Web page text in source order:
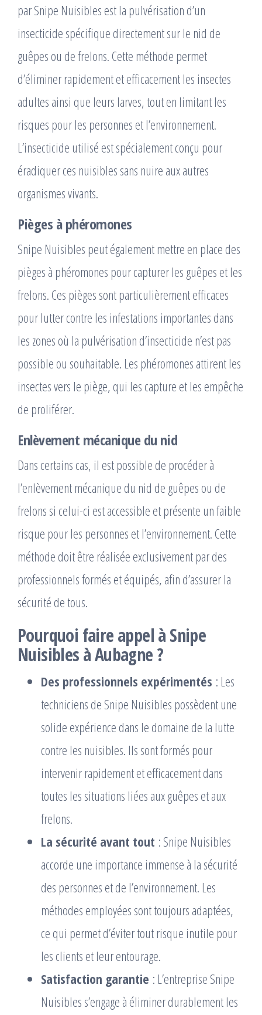
par Snipe Nuisibles est la pulvérisation d’un
insecticide spécifique directement sur le nid de
guêpes ou de frelons. Cette méthode permet
d’éliminer rapidement et efficacement les insectes
adultes ainsi que leurs larves, tout en limitant les
risques pour les personnes et l’environnement.
L’insecticide utilisé est spécialement conçu pour
éradiquer ces nuisibles sans nuire aux autres
organismes vivants.
Pièges à phéromones
Snipe Nuisibles peut également mettre en place des
pièges à phéromones pour capturer les guêpes et les
frelons. Ces pièges sont particulièrement efficaces
pour lutter contre les infestations importantes dans
les zones où la pulvérisation d’insecticide n’est pas
possible ou souhaitable. Les phéromones attirent les
insectes vers le piège, qui les capture et les empêche
de proliférer.
Enlèvement mécanique du nid
Dans certains cas, il est possible de procéder à
l’enlèvement mécanique du nid de guêpes ou de
frelons si celui-ci est accessible et présente un faible
risque pour les personnes et l’environnement. Cette
méthode doit être réalisée exclusivement par des
professionnels formés et équipés, afin d’assurer la
sécurité de tous.
Pourquoi faire appel à Snipe
Nuisibles à Aubagne ?
Des professionnels expérimentés : Les
techniciens de Snipe Nuisibles possèdent une
solide expérience dans le domaine de la lutte
contre les nuisibles. Ils sont formés pour
intervenir rapidement et efficacement dans
toutes les situations liées aux guêpes et aux
frelons.
La sécurité avant tout : Snipe Nuisibles
accorde une importance immense à la sécurité
des personnes et de l’environnement. Les
méthodes employées sont toujours adaptées,
ce qui permet d’éviter tout risque inutile pour
les clients et leur entourage.
Satisfaction garantie : L’entreprise Snipe
Nuisibles s’engage à éliminer durablement les